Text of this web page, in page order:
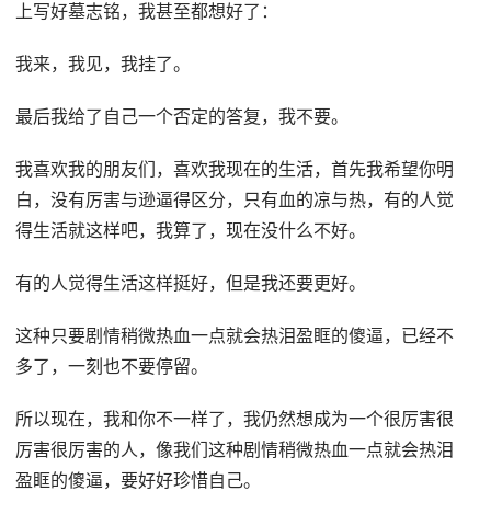
上写好墓志铭，我甚至都想好了：
我来，我见，我挂了。
最后我给了自己一个否定的答复，我不要。
我喜欢我的朋友们，喜欢我现在的生活，首先我希望你明
白，没有厉害与逊逼得区分，只有血的凉与热，有的人觉
得生活就这样吧，我算了，现在没什么不好。
有的人觉得生活这样挺好，但是我还要更好。
这种只要剧情稍微热血一点就会热泪盈眶的傻逼，已经不
多了，一刻也不要停留。
所以现在，我和你不一样了，我仍然想成为一个很厉害很
厉害很厉害的人，像我们这种剧情稍微热血一点就会热泪
盈眶的傻逼，要好好珍惜自己。